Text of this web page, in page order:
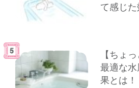
て感じた
【ちょ
最適な
果とは！